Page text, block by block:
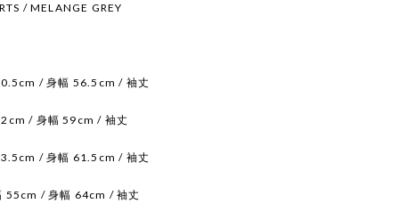
/ MELANGE GREY
/ 身幅 56.5cm / 袖丈
/ 身幅 59cm / 袖丈
/ 身幅 61.5cm / 袖丈
55cm / 身幅 64cm / 袖丈